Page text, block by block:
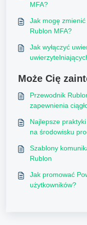
MFA?
Jak mogę
Rublon MFA?
Jak wyłączyć
Może Cię
Przewodnik
zapewnienia
Najlepsze
na środowisku
Szablony
Rublon
Jak promować
użytkowników?